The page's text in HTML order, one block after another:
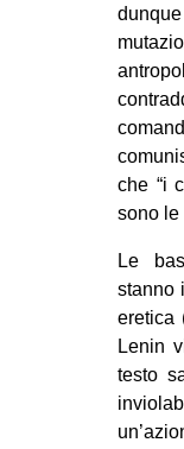
che “i
sono le
Le
stanno
eretica
Lenin
testo